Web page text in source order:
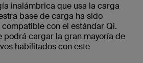
inalámbrica que usa la carga
base de carga ha sido
con el estándar Qi.
podrá cargar la gran mayoría de
habilitados con este